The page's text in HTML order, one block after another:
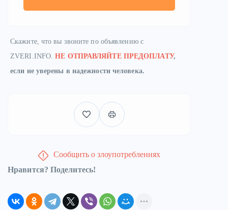
Скажите, что вы звоните по объявлению с
ZVERI.INFO.НЕ ОТПРАВЛЯЙТЕ ПРЕДОПЛАТУ,
если не уверены в надежности человека.
Сообщить о злоупотреблениях
Нравится? Поделитесь!